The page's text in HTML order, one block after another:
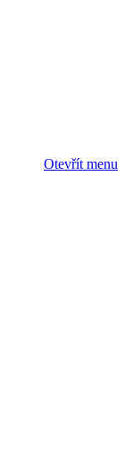
Otevřít menu